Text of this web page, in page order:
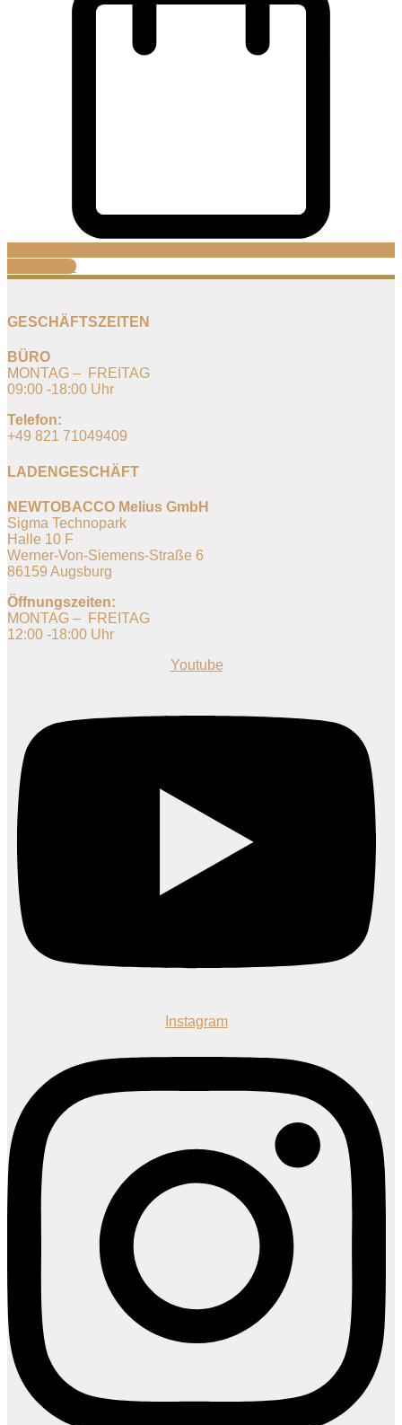
Warenkorb
GESCHÄFTSZEITEN
BÜRO
MONTAG – FREITAG
09:00 -18:00 Uhr
Telefon:
+49 821 71049409
LADENGESCHÄFT
NEWTOBACCO Melius GmbH
Sigma Technopark
Halle 10 F
Werner-Von-Siemens-Straße 6
86159 Augsburg
Öffnungszeiten:
MONTAG – FREITAG
12:00 -18:00 Uhr
Youtube
Instagram